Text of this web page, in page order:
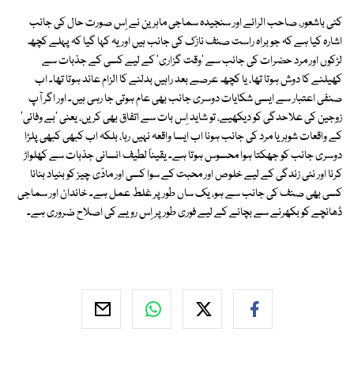
کئی باشعور، صاحب الرائے اور سنجیدہ سماجی ماہرین نے اِس صورت حال کی جانب
اشارہ کیا ہے کہ جو براہ راست صنف نازک کی جانب ہیں اور یہ کہا گیا کہ پہلے کچھ
لڑکوں اور مرد حضرات کی جانب سے 'وقت گزاری' کے لیے کسی کے جذبات سے
کھیلنے کا دوش ہوتا تھا، یا کچھ عرصے بعد راہیں بدلنے کا الزام عائد ہوتا تھا۔ اب
صنفی اعتبار سے ایسی شکایات دوسری جانب بھی عام ہوتی جا رہی ہیں۔ اور اگر آپ
زوجین کی علاحدگی کو دیکھیے، تو شاید اِس بات سے اتفاق بھی کریں، یعنی 'بے وفائی'
کے واقعات شوہر یا مرد کی جانب ہونا اب ایسا واقعہ نہیں رہا، بلکہ اب کبھی کبھی پلڑا
دوسری جانب کو جھکتا ہوا محسوس ہوتا ہے۔ یقیناً لطیف انسانی جذبات سے کھلواڑ
کرنا اور نئی زندگی کے لیے خلوص اور محبت کے سوا کسی اور مادّی چیز کو بنیاد بنانا
کسی بھی صنف کی جانب سے ہو، یک ساں طور پر غلط عمل ہے۔ خاندان اور سماجی
ڈھانچے کو بکھرنے سے بچانے کے لیے فوری طور پر اِس رویے کی اصلاح ضروری ہے۔